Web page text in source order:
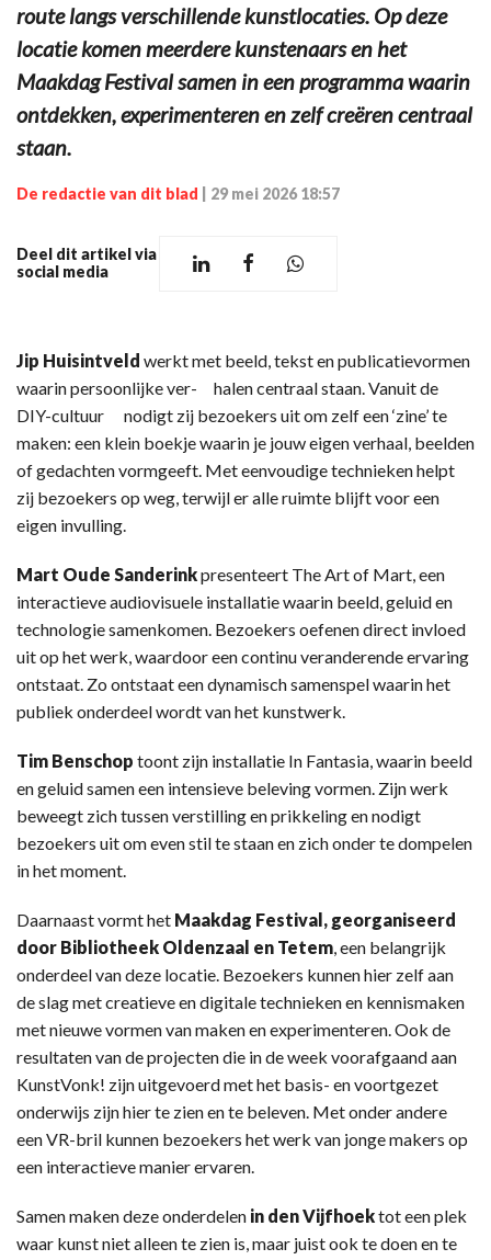
route langs verschillende kunstlocaties. Op deze
locatie komen meerdere kunstenaars en het
Maakdag Festival samen in een programma waarin
ontdekken, experimenteren en zelf creëren centraal
staan.
De redactie van dit blad 29 mei 2026 18:57
Deel dit artikel via
social media
Jip Huisintveld werkt met beeld, tekst en publicatievormen
waarin persoonlijke ver- halen centraal staan. Vanuit de
DIY-cultuur nodigt zij bezoekers uit om zelf een ‘zine’ te
maken: een klein boekje waarin je jouw eigen verhaal, beelden
of gedachten vormgeeft. Met eenvoudige technieken helpt
zij bezoekers op weg, terwijl er alle ruimte blijft voor een
eigen invulling.
Mart Oude Sanderinkpresenteert The Art of Mart, een
interactieve audiovisuele installatie waarin beeld, geluid en
technologie samenkomen. Bezoekers oefenen direct invloed
uit op het werk, waardoor een continu veranderende ervaring
ontstaat. Zo ontstaat een dynamisch samenspel waarin het
publiek onderdeel wordt van het kunstwerk.
Tim Benschop toont zijn installatie In Fantasia, waarin beeld
en geluid samen een intensieve beleving vormen. Zijn werk
beweegt zich tussen verstilling en prikkeling en nodigt
bezoekers uit om even stil te staan en zich onder te dompelen
in het moment.
Daarnaast vormt het Maakdag Festival, georganiseerd
door Bibliotheek Oldenzaal en Tetem , een belangrijk
onderdeel van deze locatie. Bezoekers kunnen hier zelf aan
de slag met creatieve en digitale technieken en kennismaken
met nieuwe vormen van maken en experimenteren. Ook de
resultaten van de projecten die in de week voorafgaand aan
KunstVonk! zijn uitgevoerd met het basis- en voortgezet
onderwijs zijn hier te zien en te beleven. Met onder andere
een VR-bril kunnen bezoekers het werk van jonge makers op
een interactieve manier ervaren.
Samen maken deze onderdelen in den Vijfhoektot een plek
waar kunst niet alleen te zien is, maar juist ook te doen en te